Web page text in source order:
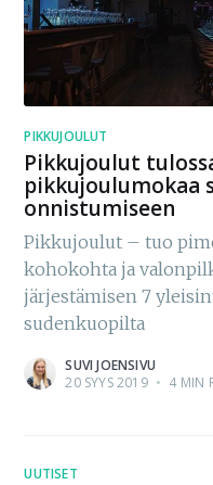
PIKKUJOULUT
Pikkujoulut
pikkujoulumokaa
onnistumiseen
Pikkujoulut – tuo
kohokohta ja
järjestämisen 7
sudenkuopilta
SUVI JOENSIVU
20 SYYS 2019 • 4 MIN
UUTISET